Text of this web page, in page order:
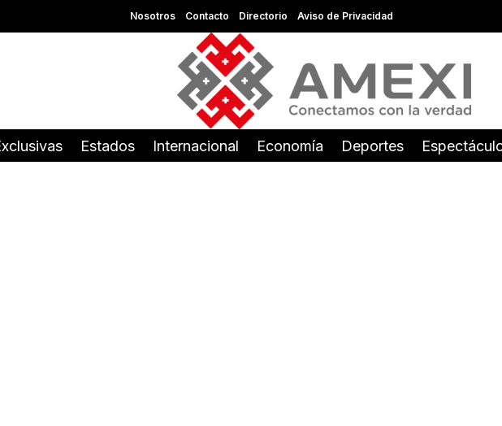
Nosotros Contacto Directorio Aviso de Privacidad
Estados Internacional Economía Deportes